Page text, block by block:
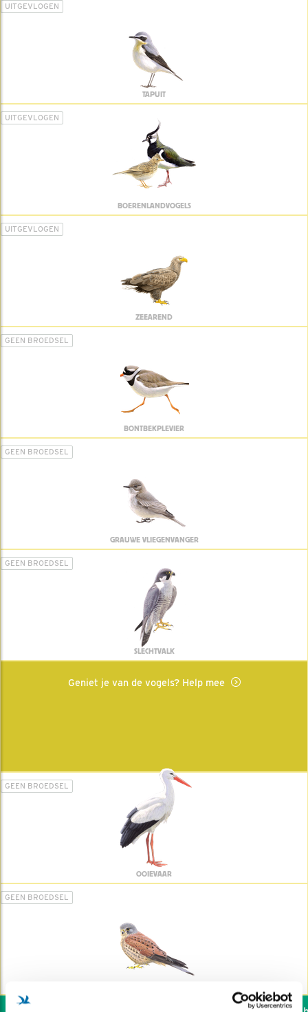
UITGEVLOGEN
TAPUIT
UITGEVLOGEN
BOERENLANDVOGELS
UITGEVLOGEN
ZEEAREND
GEEN BROEDSEL
BONTBEKPLEVIER
GEEN BROEDSEL
GRAUWE VLIEGENVANGER
GEEN BROEDSEL
SLECHTVALK
Geniet je van de vogels? Help mee
GEEN BROEDSEL
OOIEVAAR
GEEN BROEDSEL